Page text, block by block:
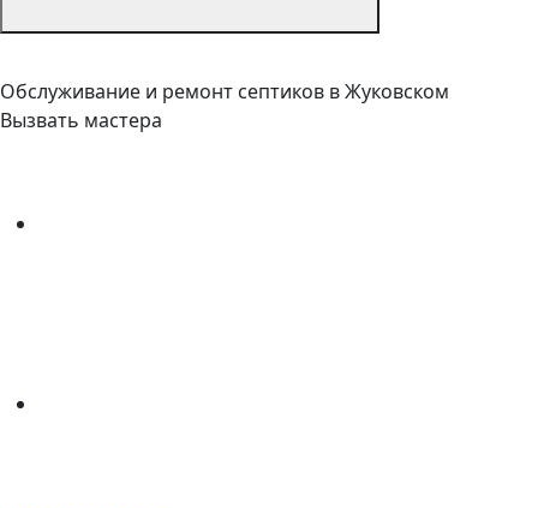
Обслуживание и ремонт септиков в Жуковском
Вызвать мастера